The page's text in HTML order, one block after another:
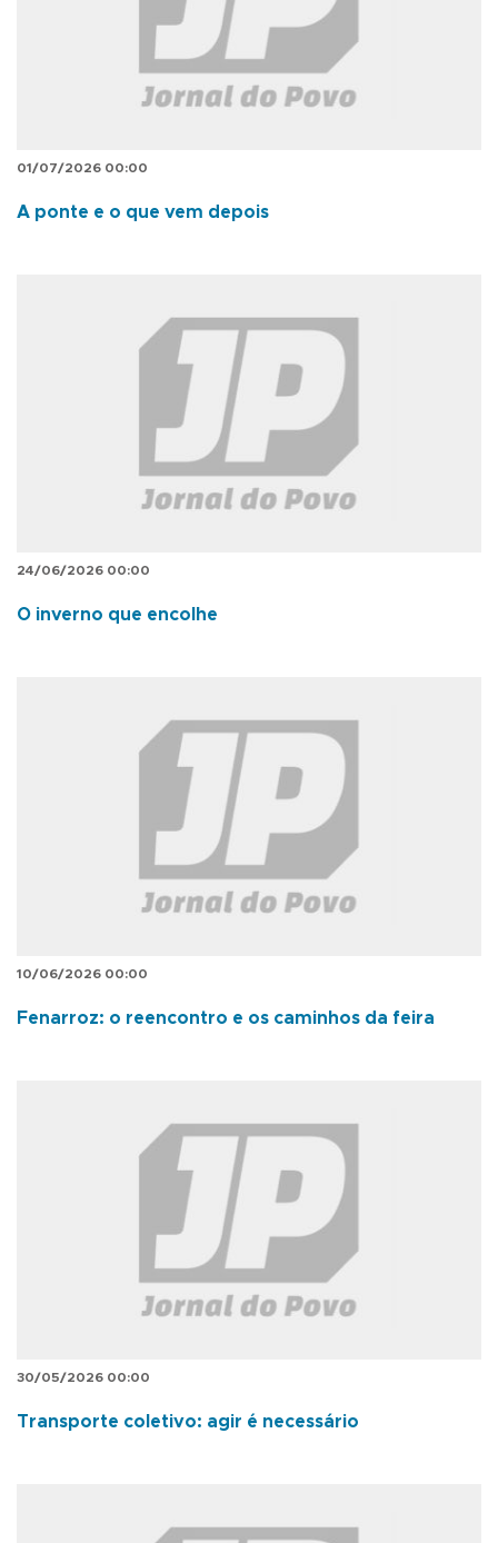
01/07/2026 00:00
A ponte e o que vem depois
24/06/2026 00:00
O inverno que encolhe
10/06/2026 00:00
Fenarroz: o reencontro e os caminhos da feira
30/05/2026 00:00
Transporte coletivo: agir é necessário